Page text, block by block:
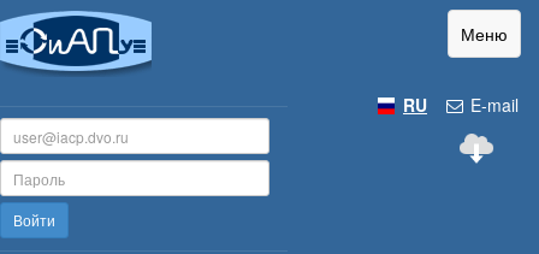
Меню
E-mail
RU
Войти